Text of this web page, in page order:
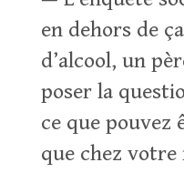
en dehors de
d’alcool, un
poser la
ce que pouvez
que chez votre